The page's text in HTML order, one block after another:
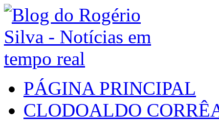
PÁGINA PRINCIPAL
CLODOALDO